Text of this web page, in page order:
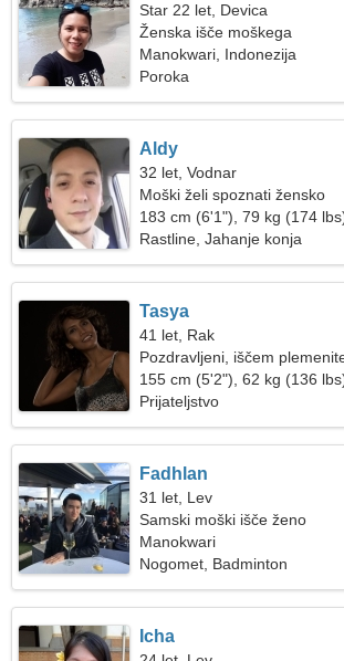
Star 22 let, Devica
Ženska išče moškega
Manokwari, Indonezija
Poroka
Aldy
32 let, Vodnar
Moški želi spoznati žensko
183 cm (6'1"), 79 kg (174
Rastline, Jahanje konja
Tasya
41 let, Rak
Pozdravljeni, iščem
155 cm (5'2"), 62 kg (136
Prijateljstvo
Fadhlan
31 let, Lev
Samski moški išče ženo
Manokwari
Nogomet, Badminton
Icha